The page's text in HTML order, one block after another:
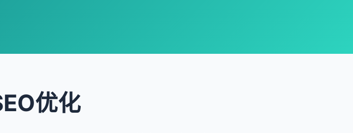
优化